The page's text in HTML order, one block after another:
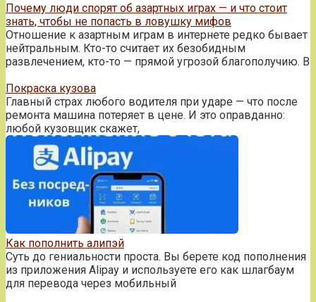
Почему люди спорят об азартных играх — и что стоит
знать, чтобы не попасть в ловушку мифов
Отношение к азартным играм в интернете редко бывает
нейтральным. Кто-то считает их безобидным
развлечением, кто-то — прямой угрозой благополучию. В
Покраска кузова
Главный страх любого водителя при ударе — что после
ремонта машина потеряет в цене. И это оправданно:
любой кузовщик скажет,
Как пополнить алипэй
Суть до гениальности проста. Вы берете код пополнения
из приложения Alipay и используете его как шлагбаум
для перевода через мобильный